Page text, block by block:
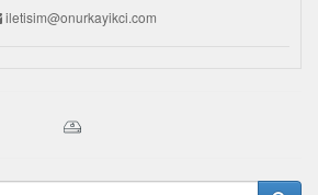
iletisim@onurkayikci.com